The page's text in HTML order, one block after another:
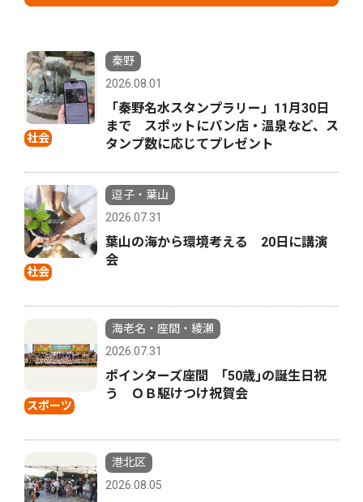
社会
秦野
2026.08.01
「秦野名水スタンプラリー」11月30日
まで スポットにパン店・温泉など、ス
タンプ数に応じてプレゼント
社会
逗子・葉山
2026.07.31
葉山の海から環境考える 20日に講演
会
スポーツ
海老名・座間・綾瀬
2026.07.31
ポインターズ座間 ｢50歳｣の誕生日祝
う ＯＢ駆けつけ祝賀会
港北区
2026.08.05